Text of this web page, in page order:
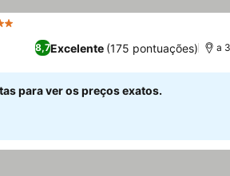
8,7Excelente (175 pontuações) a
para ver os preços exatos.